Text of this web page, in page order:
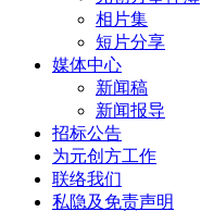
相片集
短片分享
媒体中心
新闻稿
新闻报导
招标公告
为元创方工作
联络我们
私隐及免责声明